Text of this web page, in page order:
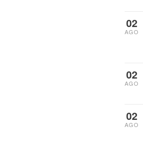
02
AGO
02
AGO
02
AGO